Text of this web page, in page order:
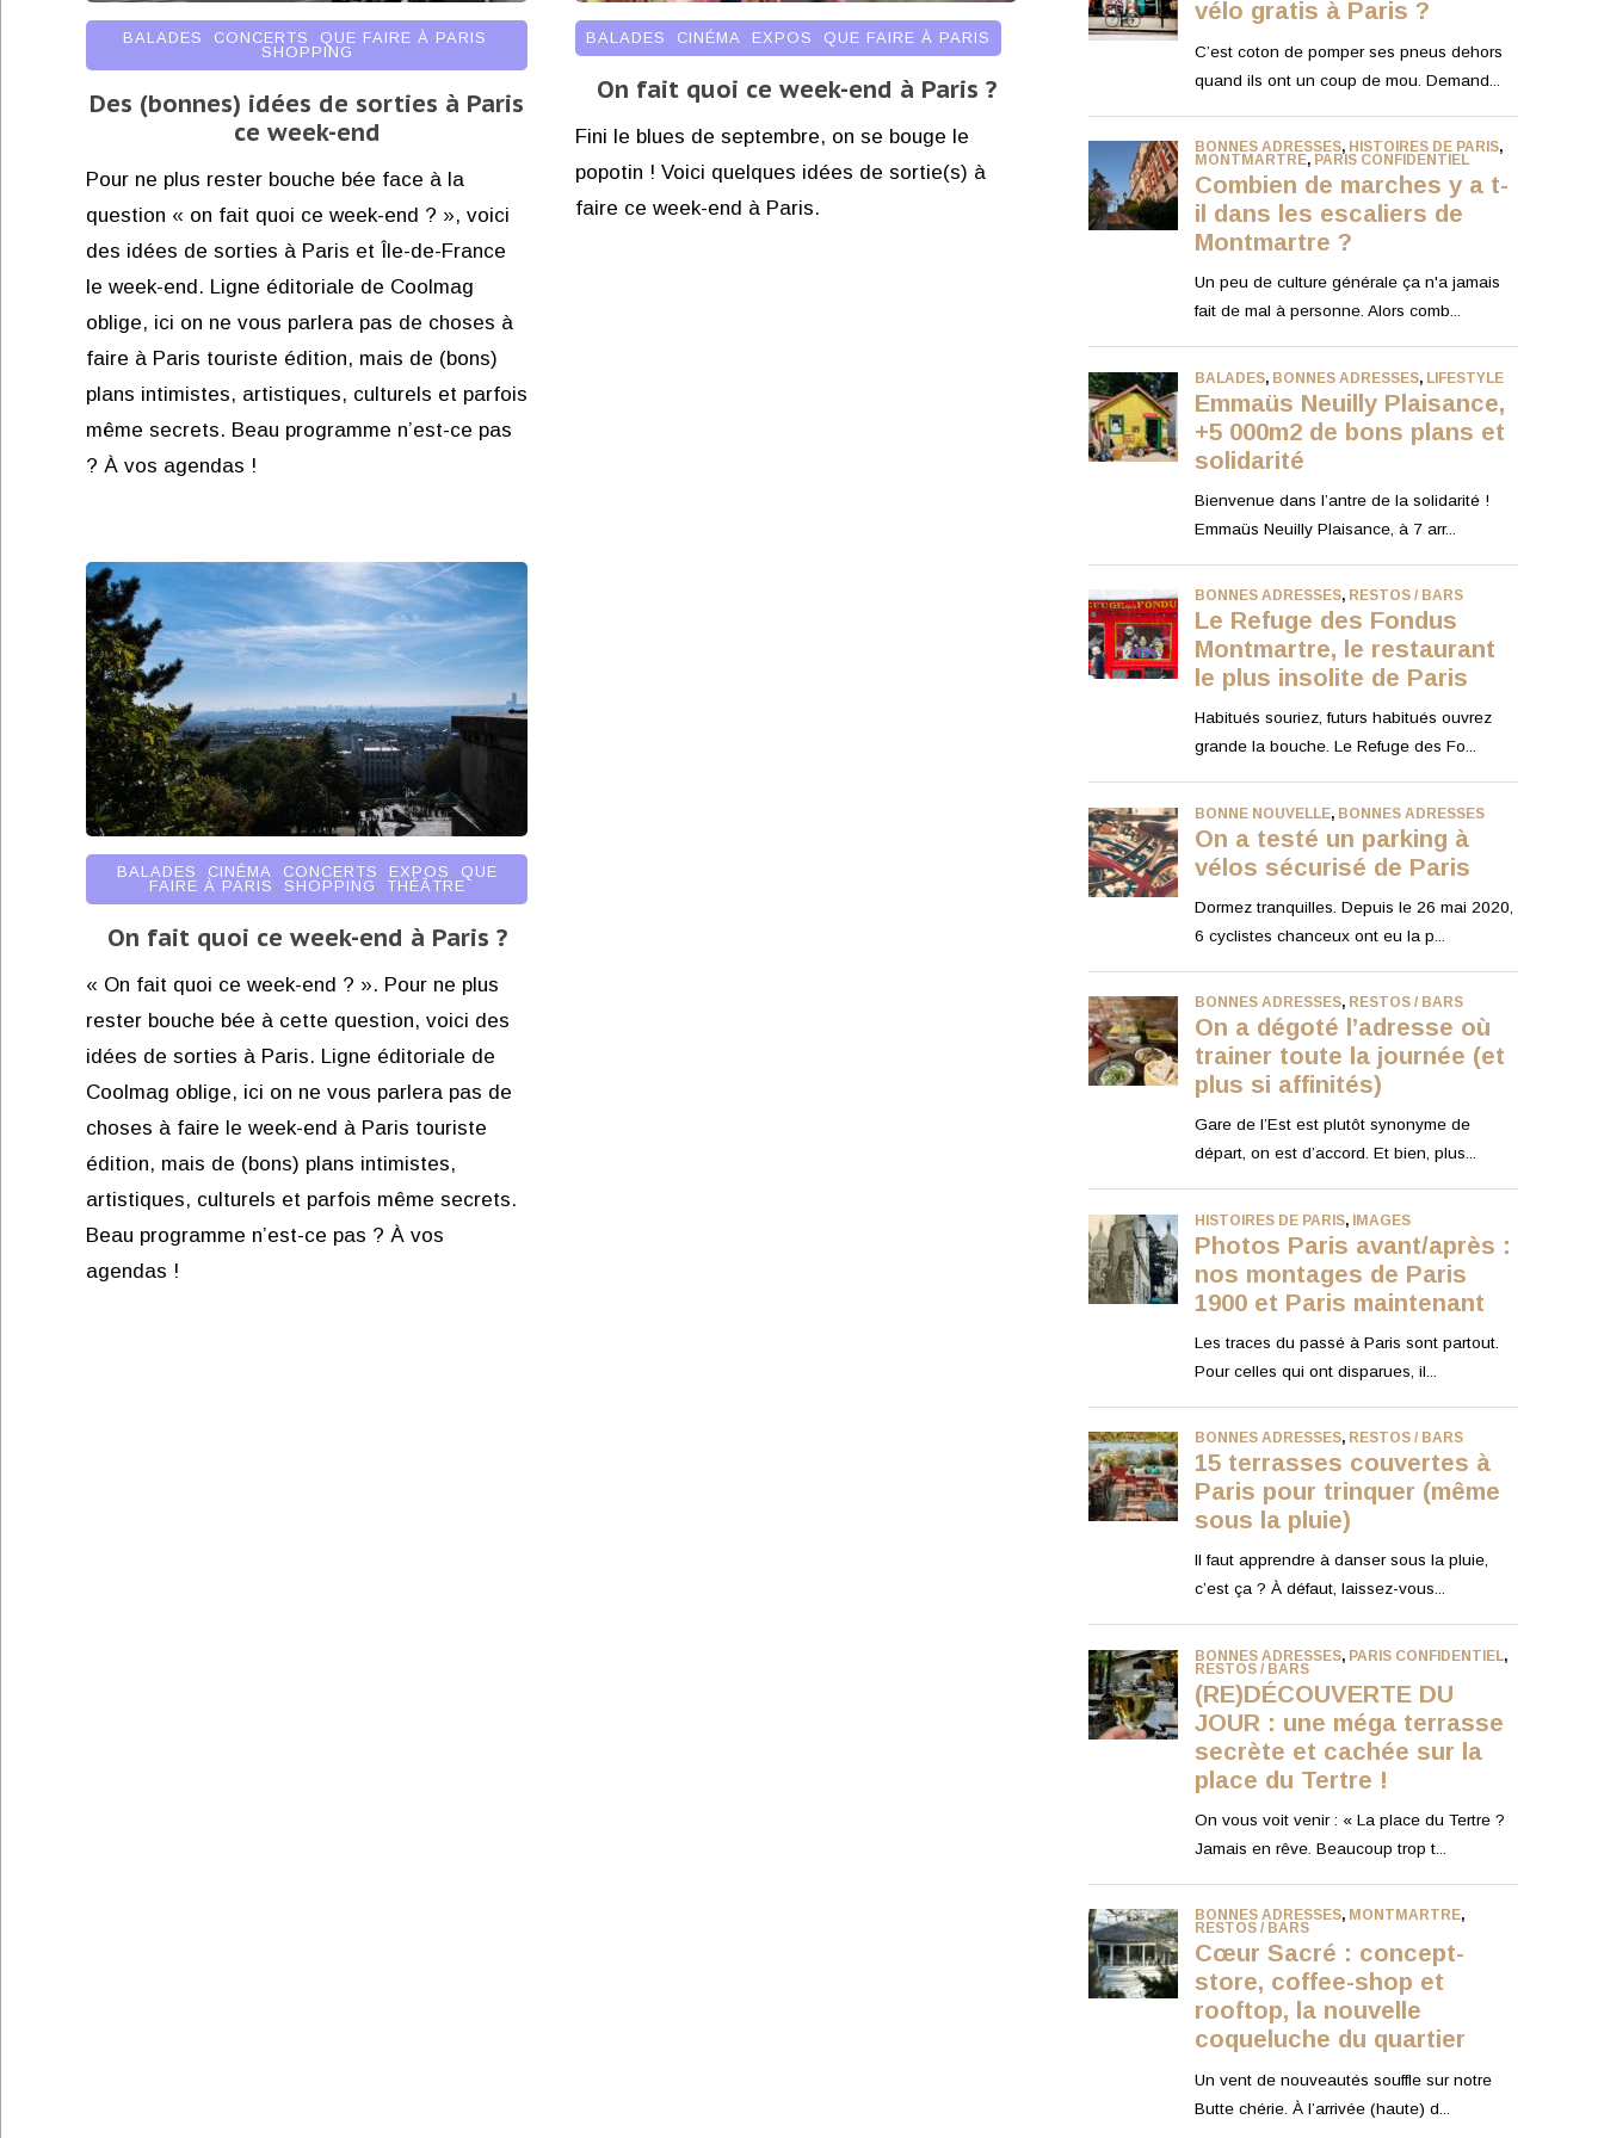
BALADES CONCERTS QUE FAIRE À PARIS
SHOPPING
Des (bonnes) idées de sorties à Paris
ce week-end
Pour ne plus rester bouche bée face à la
question « on fait quoi ce week-end ? », voici
des idées de sorties à Paris et Île-de-France
le week-end. Ligne éditoriale de Coolmag
oblige, ici on ne vous parlera pas de choses à
faire à Paris touriste édition, mais de (bons)
plans intimistes, artistiques, culturels et parfois
même secrets. Beau programme n’est-ce pas
? À vos agendas !
BALADES CINÉMA EXPOS QUE FAIRE À PARIS
On fait quoi ce week-end à Paris ?
Fini le blues de septembre, on se bouge le
popotin ! Voici quelques idées de sortie(s) à
faire ce week-end à Paris.
BALADES , CINÉMA, CONCERTS , EXPOS , QUE
FAIRE À PARIS , SHOPPING , THÉÂTRE
On fait quoi ce week-end à Paris ?
« On fait quoi ce week-end ? ». Pour ne plus
rester bouche bée à cette question, voici des
idées de sorties à Paris. Ligne éditoriale de
Coolmag oblige, ici on ne vous parlera pas de
choses à faire le week-end à Paris touriste
édition, mais de (bons) plans intimistes,
artistiques, culturels et parfois même secrets.
Beau programme n’est-ce pas ? À vos
agendas !